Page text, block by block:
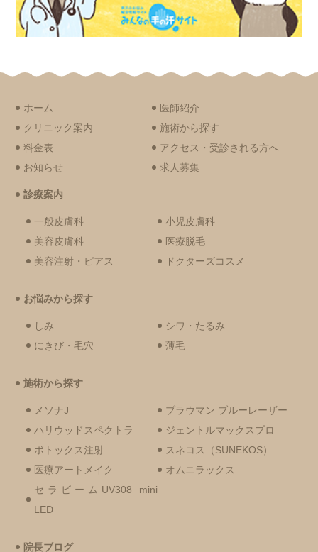
ホーム
医師紹介
クリニック案内
施術から探す
料金表
アクセス・受診される方へ
お知らせ
求人募集
診療案内
一般皮膚科
小児皮膚科
美容皮膚科
医療脱毛
美容注射・ピアス
ドクターズコスメ
お悩みから探す
しみ
シワ・たるみ
にきび・毛穴
薄毛
施術から探す
メソナJ
ブラウマン ブルーレーザー
ハリウッドスペクトラ
ジェントルマックスプロ
ボトックス注射
スネコス（SUNEKOS）
医療アートメイク
オムニラックス
セラビームUV308 mini
LED
院長ブログ